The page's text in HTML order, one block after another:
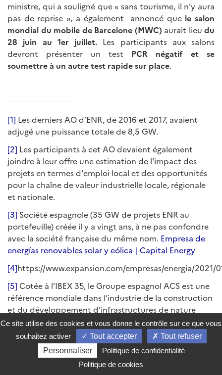
ministre, qui a souligné que « sans tourisme, il n’y aura
pas de reprise », a également annoncé que le salon
mondial du mobile de Barcelone (MWC) aurait lieu du
28 juin au 1er juillet. Les participants aux salons
devront présenter un test PCR négatif et se
soumettre à un autre test rapide sur place.
[1] Les derniers AO d’ENR, de 2016 et 2017, avaient
adjugé une puissance totale de 8,5 GW.
[2] Les participants à cet AO devaient également
joindre à leur offre une estimation de l'impact des
projets en termes d'emploi local et des opportunités
pour la chaîne de valeur industrielle locale, régionale
et nationale.
[3] Société espagnole (35 GW de projets ENR au
portefeuille) créée il y a vingt ans, à ne pas confondre
avec la société française du même nom. Empresa de
energías renovables solar y eólica | Capital Energy
[4]https://www.expansion.com/empresas/energia/
[5] Cotée à l’IBEX 35, le Groupe espagnol ACS est une
référence mondiale dans l’industrie de la construction
et du développement d’infrastructures de nature
civile et industrielle.
[6]L’opération initiale était estimée à 5,2 Md€, dont
2,4 Md€ en actions
Europe Maghreb Pipeline Limited - EMPL
Ce site utilise des cookies et vous donne le contrôle sur ce que vous
souhaitez activer
Tout accepter
Tout refuser
Personnaliser
Politique de confidentialité
Politique de cookies